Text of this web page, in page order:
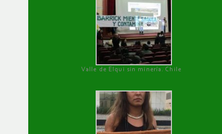
Valle de Elqui sin minería. Chile